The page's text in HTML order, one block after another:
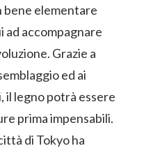
bene elementare
ad accompagnare
Grazie a
ed ai
il legno potrà essere
prima impensabili.
di Tokyo ha